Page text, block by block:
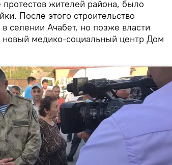
жителей района, было
После этого строительство
селении Ачабет, но позже власти
медико-социальный центр Дом